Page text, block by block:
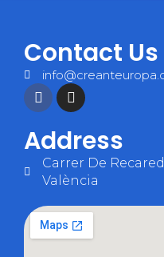
Contact Us
Address
Carrer De
València